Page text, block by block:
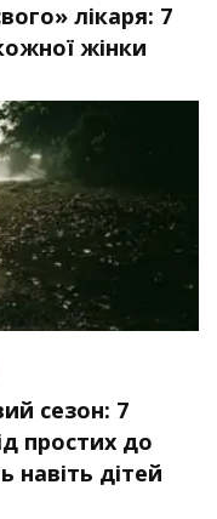
лікаря: 7
жінки
сезон: 7
простих до
навіть дітей